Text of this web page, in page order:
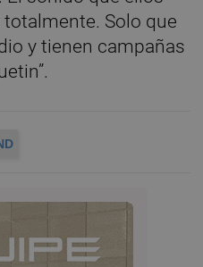
totalmente. Solo que
y tienen campañas